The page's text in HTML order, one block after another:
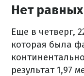
Нет равных
Еще в четверг,
которая была
результат 1,97